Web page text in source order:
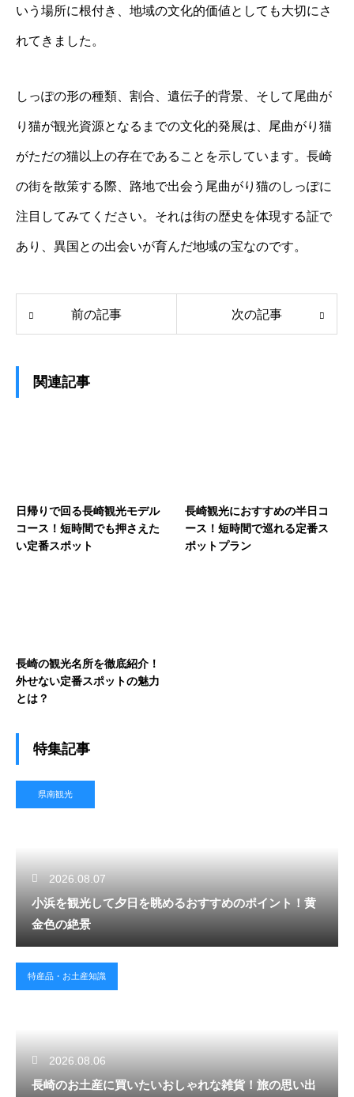
いう場所に根付き、地域の文化的価値としても大切にさ
れてきました。
しっぽの形の種類、割合、遺伝子的背景、そして尾曲が
り猫が観光資源となるまでの文化的発展は、尾曲がり猫
がただの猫以上の存在であることを示しています。長崎
の街を散策する際、路地で出会う尾曲がり猫のしっぽに
注目してみてください。それは街の歴史を体現する証で
あり、異国との出会いが育んだ地域の宝なのです。
前の記事 次の記事
関連記事
日帰りで回る長崎観光モデル
コース！短時間でも押さえた
い定番スポット
長崎観光におすすめの半日コ
ース！短時間で巡れる定番ス
ポットプラン
長崎の観光名所を徹底紹介！
外せない定番スポットの魅力
とは？
特集記事
県南観光
2026.08.07
小浜を観光して夕日を眺めるおすすめのポイント！黄
金色の絶景
特産品・お土産知識
2026.08.06
長崎のお土産に買いたいおしゃれな雑貨！旅の思い出